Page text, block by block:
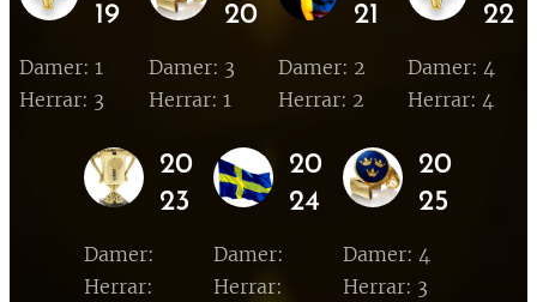
19
Damer: 1
Herrar: 3
20
Damer: 3
Herrar: 1
21
Damer: 2
Herrar: 2
22
Damer: 4
Herrar: 4
20
23
Damer:
Herrar:
20
24
Damer:
Herrar:
20
25
Damer: 4
Herrar: 3